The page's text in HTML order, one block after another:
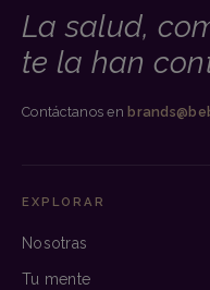
La salud,
te la han
Contáctanos en
EXPLORAR
Nosotras
Tu mente